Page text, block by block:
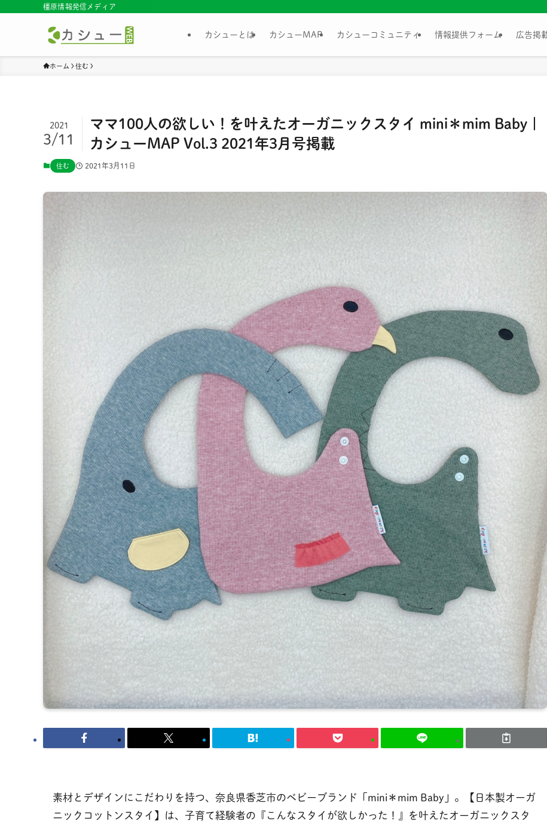
橿原情報発信メディア
カシューとは カシューMAP カシューコミュニティ 情報提供フォーム 広告掲
ホーム 住む
ママ100人の欲しい！を叶えたオーガニックスタイ mini＊mim Baby |
カシューMAP Vol.3 2021年3月号掲載
2021
3/11
住む 2021年3月11日
素材とデザインにこだわりを持つ、奈良県香芝市のベビーブランド「mini＊mim Baby」。【日本製オーガ
ニックコットンスタイ】は、子育て経験者の『こんなスタイが欲しかった！』を叶えたオーガニックスタ